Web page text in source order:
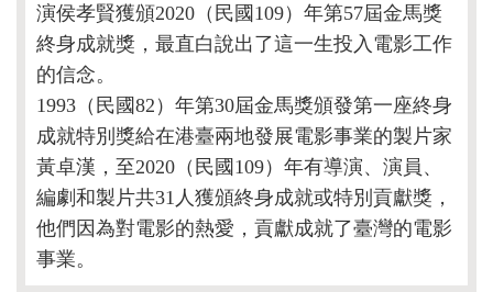
演侯孝賢獲頒2020（民國109）年第57屆金馬獎
終身成就獎，最直白說出了這一生投入電影工作
的信念。
1993（民國82）年第30屆金馬獎頒發第一座終身
成就特別獎給在港臺兩地發展電影事業的製片家
黃卓漢，至2020（民國109）年有導演、演員、
編劇和製片共31人獲頒終身成就或特別貢獻獎，
他們因為對電影的熱愛，貢獻成就了臺灣的電影
事業。